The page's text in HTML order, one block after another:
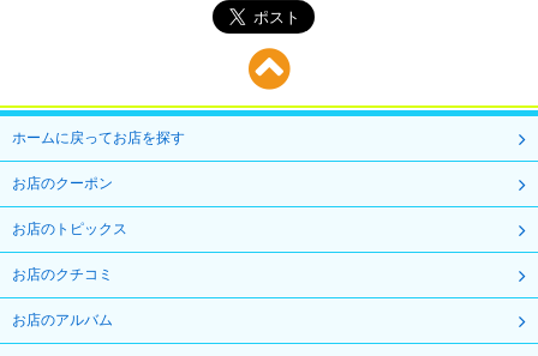
ホームに戻ってお店を探す
お店のクーポン
お店のトピックス
お店のクチコミ
お店のアルバム